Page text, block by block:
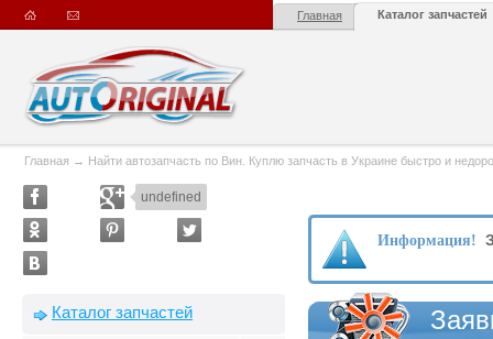
Главная Каталог запчастей
Главная → Найти автозапчасть по Вин. Куплю запчасть в Украине быстро и
undefined
Каталог запчастей
Информация!